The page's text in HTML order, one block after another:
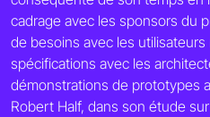
cadrage avec les sponsors du
de besoins avec les
spécifications avec les
démonstrations de prototypes
Robert Half, dans son étude